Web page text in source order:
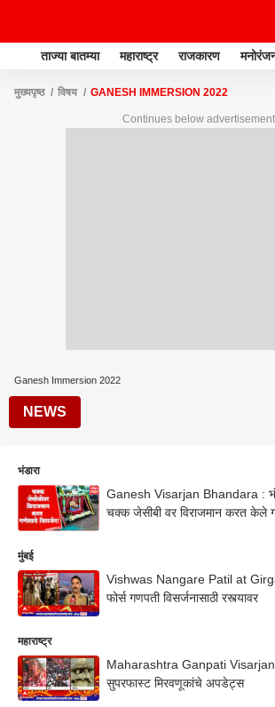
ताज्या बातम्या महाराष्ट्र राजकारण
मुख्यपृष्ठ विषय GANESH IMMERSION 2022
Continues below advertisement
Ganesh Immersion 2022
NEWS
भंडारा
Ganesh Visarjan Bhandara :
चक्क जेसीबी वर विराजमान करत केले
मुंबई
Vishwas Nangare Patil at
फोर्स गणपती विसर्जनासाठी रस्त्यावर
महाराष्ट्र
Maharashtra Ganpati Visarjan :
सुपरफास्ट मिरवणूकांचे अपडेट्स